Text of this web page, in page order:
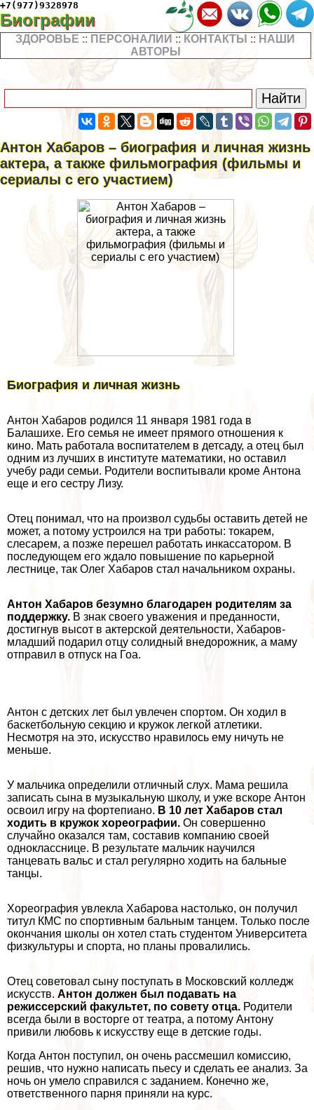
+7(977)9328978
Биографии
ЗДОРОВЬЕ :: ПЕРСОНАЛИИ :: КОНТАКТЫ :: НАШИ
АВТОРЫ
Антон Хабаров – биография и личная жизнь
актера, а также фильмография (фильмы и
сериалы с его участием)
Биография и личная жизнь
Антон Хабаров родился 11 января 1981 года в
Балашихе. Его семья не имеет прямого отношения к
кино. Мать работала воспитателем в детсаду, а отец был
одним из лучших в институте математики, но оставил
учебу ради семьи. Родители воспитывали кроме Антона
еще и его сестру Лизу.
Отец понимал, что на произвол судьбы оставить детей не
может, а потому устроился на три работы: токарем,
слесарем, а позже перешел работать инкассатором. В
последующем его ждало повышение по карьерной
лестнице, так Олег Хабаров стал начальником охраны.
Антон Хабаров безумно благодарен родителям за
поддержку. В знак своего уважения и преданности,
достигнув высот в актерской деятельности, Хабаров-
младший подарил отцу солидный внедорожник, а маму
отправил в отпуск на Гоа.
Антон с детских лет был увлечен спортом. Он ходил в
баскетбольную секцию и кружок легкой атлетики.
Несмотря на это, искусство нравилось ему ничуть не
меньше.
У мальчика определили отличный слух. Мама решила
записать сына в музыкальную школу, и уже вскоре Антон
освоил игру на фортепиано. В 10 лет Хабаров стал
ходить в кружок хореографии. Он совершенно
случайно оказался там, составив компанию своей
однокласснице. В результате мальчик научился
танцевать вальс и стал регулярно ходить на бальные
танцы.
Хореография увлекла Хабарова настолько, он получил
титул КМС по спортивным бальным танцем. Только после
окончания школы он хотел стать студентом Университета
физкультуры и спорта, но планы провалились.
Отец советовал сыну поступать в Московский колледж
искусств. Антон должен был подавать на
режиссерский факультет, по совету отца. Родители
всегда были в восторге от театра, а потому Антону
привили любовь к искусству еще в детские годы.
Когда Антон поступил, он очень рассмешил комиссию,
решив, что нужно написать пьесу и сделать ее анализ. За
ночь он умело справился с заданием. Конечно же,
ответственного парня приняли на курс.